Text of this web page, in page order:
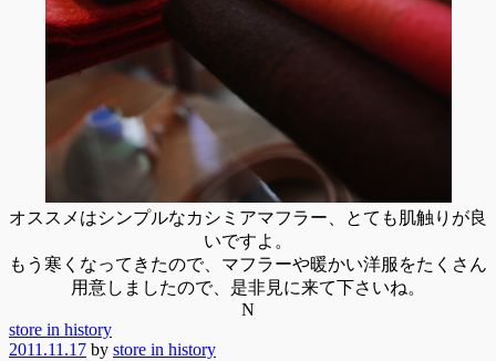
オススメはシンプルなカシミアマフラー、とても肌触りが良
いですよ。
もう寒くなってきたので、マフラーや暖かい洋服をたくさん
用意しましたので、是非見に来て下さいね。
N
store in history
2011.11.17 by store in history